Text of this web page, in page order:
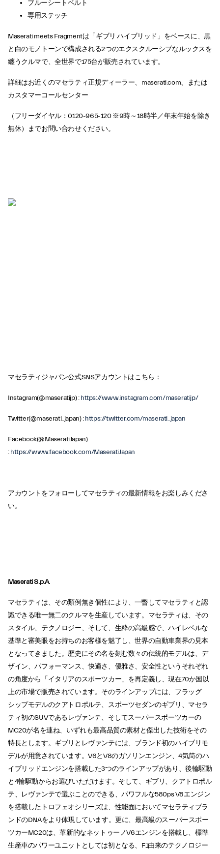
ブルーシートベルト
専用ステッチ
Maserati meets Fragmentは「ギブリ ハイブリッド」をベースに、黒
と白のモノトーンで構成される2つのエクスクルーシブなルックスを
纏うクルマで、全世界で175台が販売されています。
詳細はお近くのマセラティ正規ディーラー、maserati.com、または
カスタマーコールセンター
（フリーダイヤル：0120-965-120 ※9時～18時半／年末年始を除き
無休）までお問い合わせください。
マセラティジャパン公式SNSアカウントはこちら：
Instagram(@maseratijp) :https://www.instagram.com/maseratijp/
Twitter(@maserati_japan) :https://twitter.com/maserati_japan
Facebook(@MaseratiJapan)
:https://www.facebook.com/MaseratiJapan
アカウントをフォローしてマセラティの最新情報をお楽しみくださ
い。
Maserati S.p.A.
マセラティは、その類例無き個性により、一瞥してマセラティと認
識できる唯一無二のクルマを生産しています。マセラティは、その
スタイル、テクノロジー、そして、生粋の高級感で、ハイレベルな
基準と審美眼をお持ちのお客様を魅了し、世界の自動車業界の見本
となってきました。歴史にその名を刻む数々の伝統的モデルは、デ
ザイン、パフォーマンス、快適さ、優雅さ、安全性というそれぞれ
の角度から「イタリアのスポーツカー」を再定義し、現在70か国以
上の市場で販売されています。そのラインアップには、フラッグ
シップモデルのクアトロポルテ、スポーツセダンのギブリ、マセラ
ティ初のSUVであるレヴァンテ、そしてスーパースポーツカーの
MC20が名を連ね、いずれも最高品質の素材と傑出した技術をその
特長とします。ギブリとレヴァンテには、ブランド初のハイブリモ
デルが用意されています。V6とV8のガソリンエンジン、4気筒のハ
イブリッドエンジンを搭載した3つのラインアップがあり、後輪駆動
と4輪駆動からお選びいただけます。そして、ギブリ、クアトロポル
テ、レヴァンテで選ぶことのできる、パワフルな580ps V8エンジン
を搭載したトロフェオシリーズは、性能面においてマセラティブラ
ンドのDNAをより体現しています。更に、最高級のスーパースポー
ツカーMC20は、革新的なネットゥーノV6エンジンを搭載し、標準
生産車のパワーユニットとしては初となる、F1由来のテクノロジー